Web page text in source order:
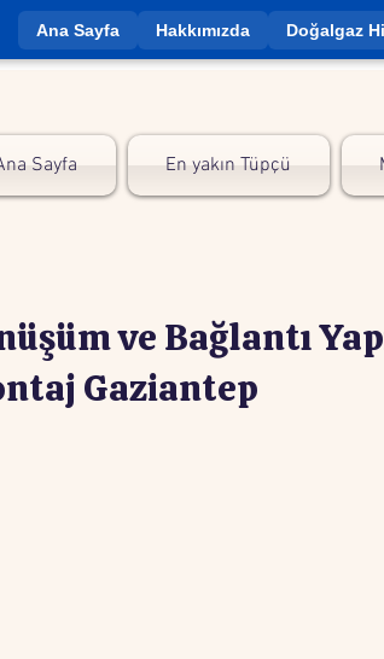
Ana Sayfa Hakkımızda Doğalgaz
Sayfa En yakın Tüpçü
ve Bağlantı
Gaziantep